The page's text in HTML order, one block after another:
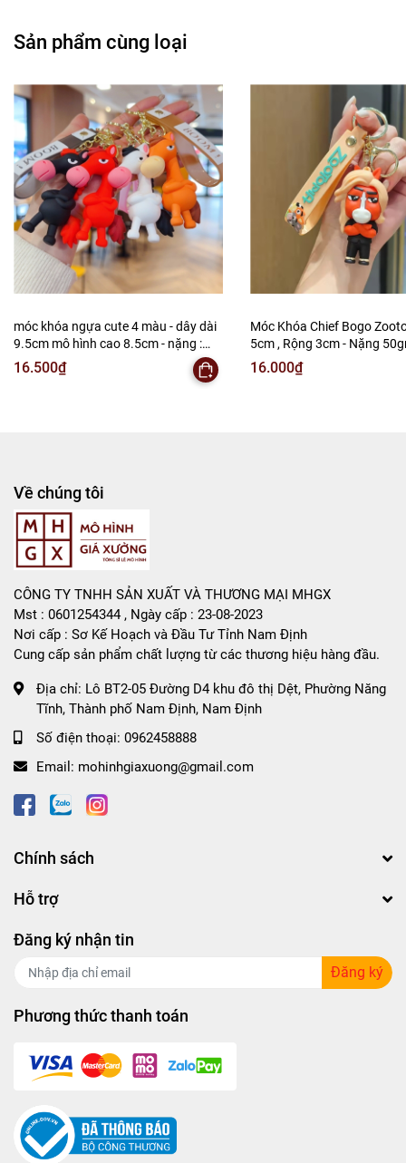
Cửa Hàng Phụ Kiện Ô Tô ( Sản Phẩm Mô Hình Lắc Đầu
)
---------------------------------------------------------------------
-----------------------
- Mô Hình Giá Xưởng
Tổng kho mô hình
Liên hệ : 096.245.8888 vs 0947.783.771
Bán Buôn , Bán Lẻ Mô Hình
Sản phẩm cùng loại
móc khóa ngựa cute 4 màu - dây dài
9.5cm mô hình cao 8.5cm - nặng :
50gram - no box - SKU: moc293 -
(Vat: 88223-7)
16.500₫
Móc Khóa Chief Bogo
5cm , Rộng 3cm - Nặng
SKU: moc291e -
16.000₫
Về chúng tôi
CÔNG TY TNHH SẢN XUẤT VÀ THƯƠNG MẠI MHGX
Mst : 0601254344 , Ngày cấp : 23-08-2023
Nơi cấp : Sơ Kế Hoạch và Đầu Tư Tỉnh Nam Định
Cung cấp sản phẩm chất lượng từ các thương hiệu hàng đầu.
Địa chỉ: Lô BT2-05 Đường D4 khu đô thị Dệt, Phường Năng
Tĩnh, Thành phố Nam Định, Nam Định
Số điện thoại: 0962458888
Email: mohinhgiaxuong@gmail.com
Chính sách
Hỗ trợ
Đăng ký nhận tin
Đăng ký
Phương thức thanh toán